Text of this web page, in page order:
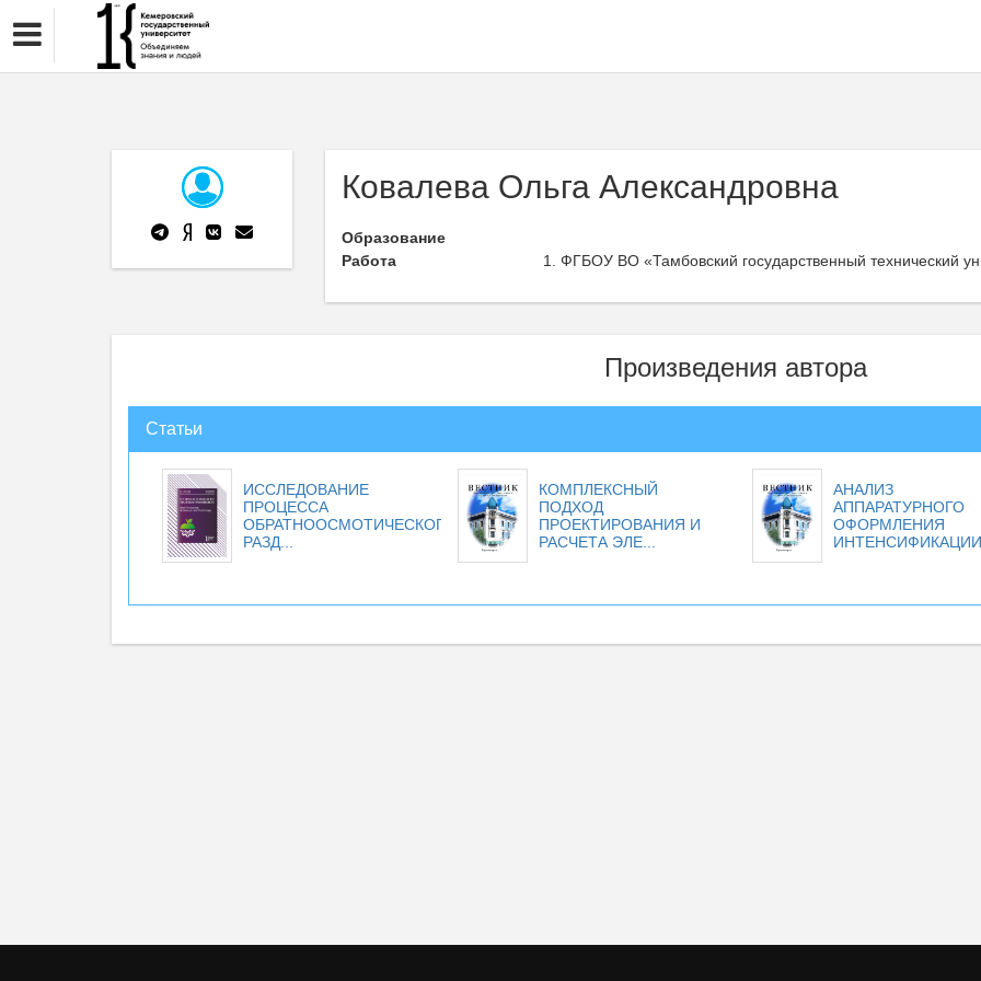
Ковалева Ольга Александровна
Образование
Работа
ФГБОУ ВО «Тамбовский государственный технический
Произведения автора
Статьи
ИССЛЕДОВАНИЕ
ПРОЦЕССА
ОБРАТНООСМОТИЧЕСКОГО
РАЗД...
КОМПЛЕКСНЫЙ
ПОДХОД
ПРОЕКТИРОВАНИЯ И
РАСЧЕТА ЭЛЕ...
АНАЛИЗ
АППАРАТУРНОГО
ОФОРМЛЕНИЯ